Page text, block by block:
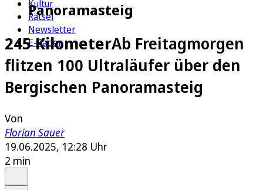
Kultur
Rätsel
Newsletter
E-Paper
Panoramasteig
245 KilometerAb Freitagmorgen
flitzen 100 Ultraläufer über den
Bergischen Panoramasteig
Von
Florian Sauer
19.06.2025, 12:28 Uhr
2 min